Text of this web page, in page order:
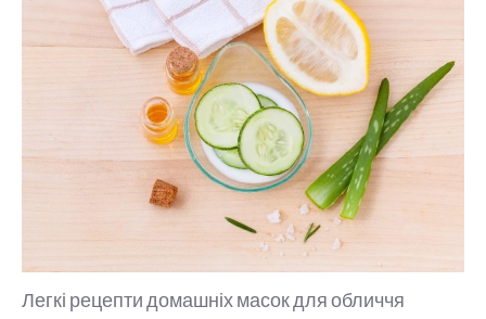
Легкі рецепти домашніх масок для обличчя